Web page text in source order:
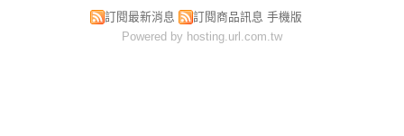
訂閱最新消息 訂閱商品訊息 手機版
Powered by hosting.url.com.tw